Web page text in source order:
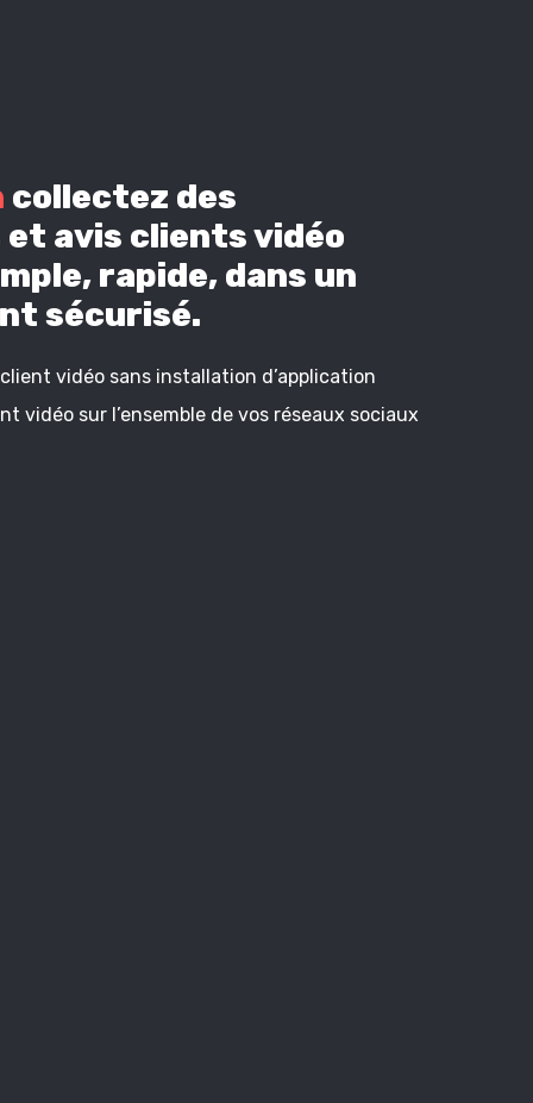
collectez des
et avis clients vidéo
rapide, dans un
sécurisé.
vidéo sans installation d’application
vidéo sur l’ensemble de vos réseaux sociaux